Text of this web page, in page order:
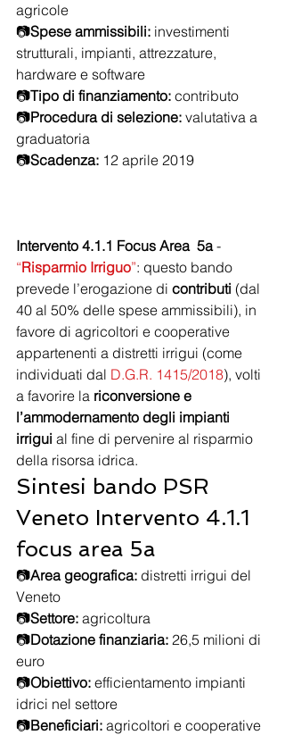
agricole
📷Spese ammissibili: investimenti
strutturali, impianti, attrezzature,
hardware e software
📷Tipo di finanziamento: contributo
📷Procedura di selezione: valutativa a
graduatoria
📷Scadenza: 12 aprile 2019
Intervento 4.1.1 Focus Area  5a -
“Risparmio Irriguo”: questo bando
prevede l’erogazione di contributi (dal
40 al 50% delle spese ammissibili), in
favore di agricoltori e cooperative
appartenenti a distretti irrigui (come
individuati dal D.G.R. 1415/2018), volti
a favorire la riconversione e
l’ammodernamento degli impianti
irrigui al fine di pervenire al risparmio
della risorsa idrica.
Sintesi bando PSR
Veneto Intervento 4.1.1
focus area 5a
📷Area geografica: distretti irrigui del
Veneto
📷Settore: agricoltura
📷Dotazione finanziaria: 26,5 milioni di
euro
📷Obiettivo: efficientamento impianti
idrici nel settore
📷Beneficiari: agricoltori e cooperative